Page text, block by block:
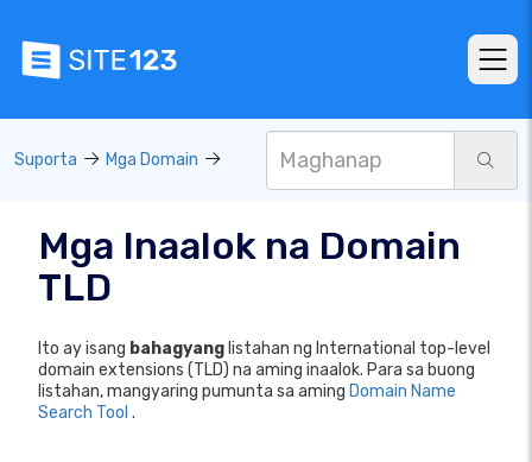
Suporta Mga Domain
Mga Inaalok na Domain
TLD
Ito ay isang bahagyang listahan ng International top-level
domain extensions (TLD) na aming inaalok. Para sa buong
listahan, mangyaring pumunta sa aming Domain Name
Search Tool .